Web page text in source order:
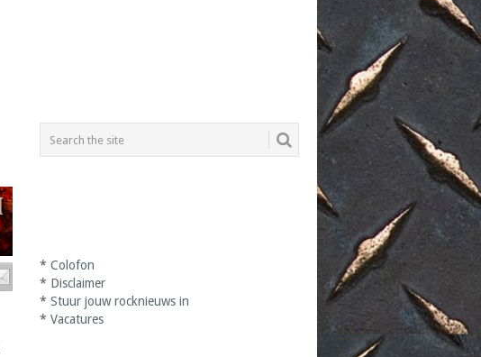
*Colofon
* Disclaimer
*Stuur jouw rocknieuws in
*Vacatures